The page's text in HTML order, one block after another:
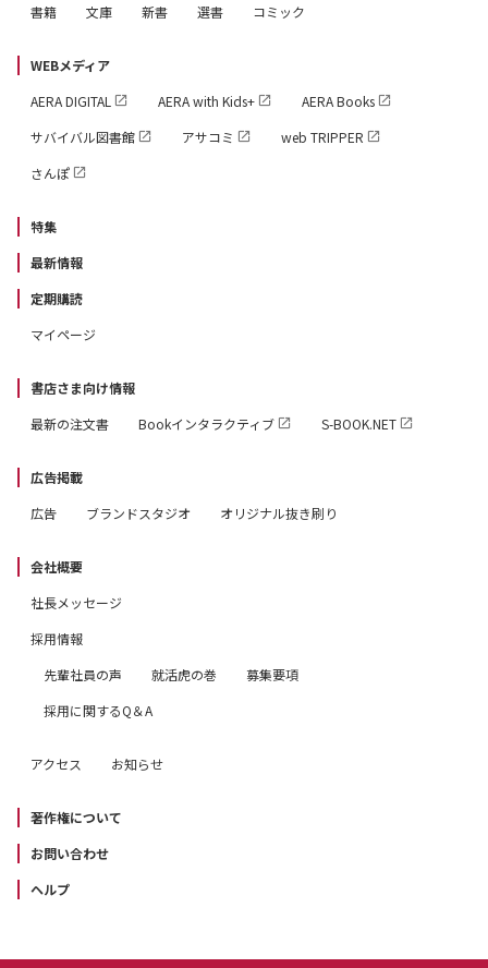
書籍
文庫 新書 選書 コミック
WEBメディア
AERA DIGITAL
AERA with Kids+
AERA Books
サバイバル図書館
アサコミ
web TRIPPER
さんぽ
特集
最新情報
定期購読
マイページ
書店さま向け情報
最新の注文書
Bookインタラクティブ S-BOOK.NET
広告掲載
広告
ブランドスタジオ オリジナル抜き刷り
会社概要
社長メッセージ
採用情報
先輩社員の声
就活虎の巻
募集要項
採用に関するQ＆A
アクセス お知らせ
著作権について
お問い合わせ
ヘルプ